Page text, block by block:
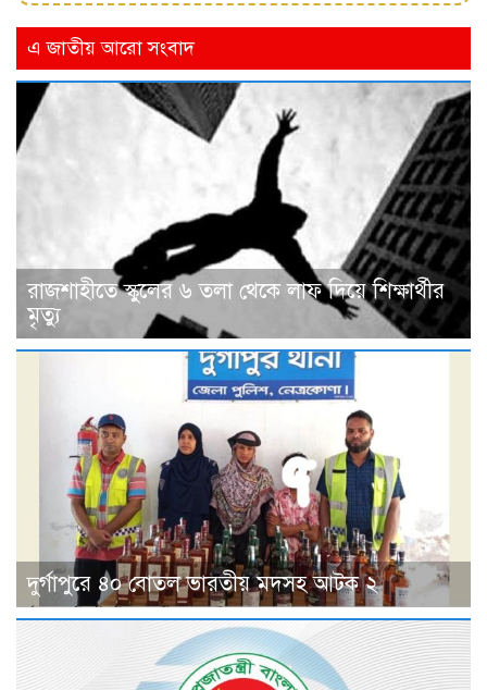
এ জাতীয় আরো সংবাদ
রাজশাহীতে স্কুলের ৬ তলা থেকে লাফ দিয়ে শিক্ষার্থীর
মৃত্যু
দুর্গাপুরে ৪০ বোতল ভারতীয় মদসহ আটক ২